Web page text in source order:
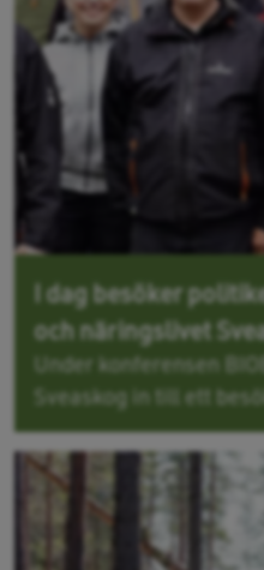
I dag besöker
och näringslivet
Under konferensen
Sveaskog in till ett